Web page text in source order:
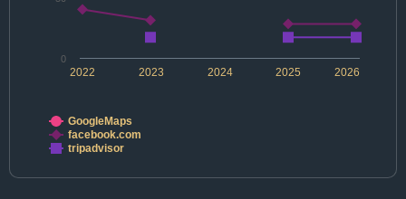
2022 2024 2026
2023 2025
0
GoogleMaps
facebook.com
tripadvisor